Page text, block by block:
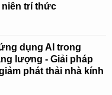
trí thức
dụng AI trong
lượng - Giải pháp
phát thải nhà kính